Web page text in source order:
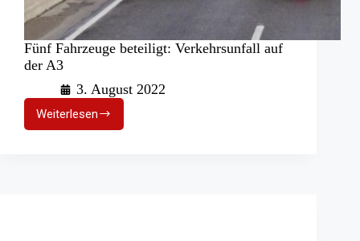
Fünf Fahrzeuge beteiligt: Verkehrsunfall auf
der A3
3. August 2022
Weiterlesen
Fünf
Fahrzeuge